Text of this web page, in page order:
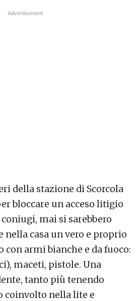
della stazione di Scorcola
bloccare un acceso litigio
mai si sarebbero
nella casa un vero e proprio
con armi bianche e da fuoco:
maceti, pistole. Una
tanto più tenendo
coinvolto nella lite e